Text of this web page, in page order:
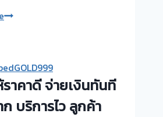
🟢
จำนำ
ทุก
ชนิด
ราคาดี จ่ายเงินทันที
บริการไว ลูกค้า